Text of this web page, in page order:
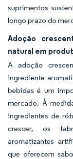
suprimentos
longo prazo do
Adoção
natural em
A adoção
ingrediente
bebidas é um
mercado. À
ingredientes de
crescer, os
aromatizantes
que oferecem